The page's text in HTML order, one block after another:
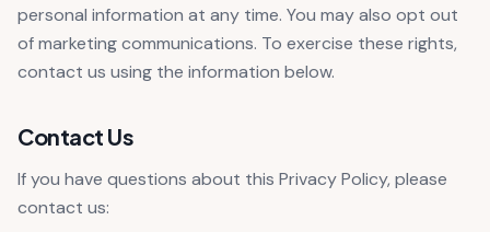
personal information at any time. You may also opt out
of marketing communications. To exercise these rights,
contact us using the information below.
Contact Us
If you have questions about this Privacy Policy, please
contact us: